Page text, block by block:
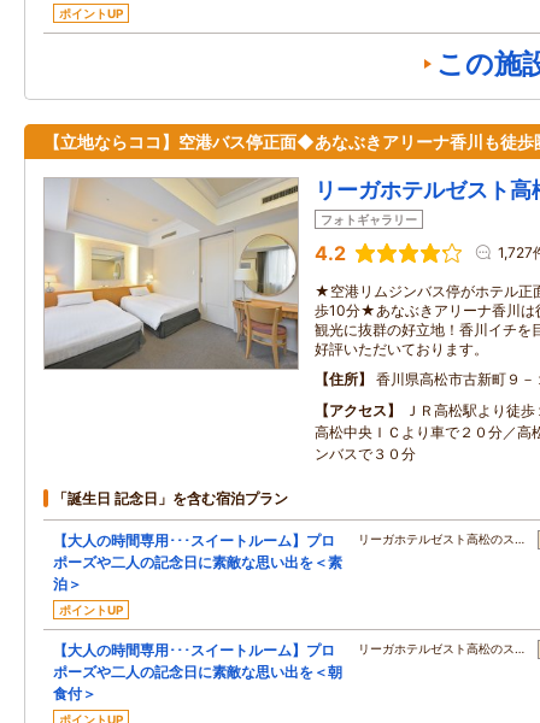
ポイントUP
この施
【立地ならココ】空港バス停正面◆あなぶきアリーナ香川も徒歩
リーガホテルゼスト高
フォトギャラリー
4.2 1,727
★空港リムジンバス停がホテル
歩10分★あなぶきアリーナ香川
観光に抜群の好立地！香川イチを
好評いただいております。
住所
香川県高松市古新町９－
アクセス
ＪＲ高松駅より徒
高松中央ＩＣより車で２０分／高
ンバスで３０分
「誕生日 記念日」を含む宿泊プラン
【大人の時間専用･･･スイートルーム】プロ
ポーズや二人の記念日に素敵な思い出を＜素
泊＞
ポイントUP
リーガホテルゼスト高松のス…
【大人の時間専用･･･スイートルーム】プロ
ポーズや二人の記念日に素敵な思い出を＜朝
食付＞
ポイントUP
リーガホテルゼスト高松のス…